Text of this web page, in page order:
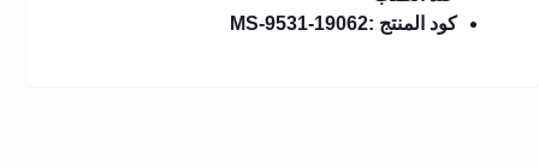
كود المنتج :MS-9531-19062